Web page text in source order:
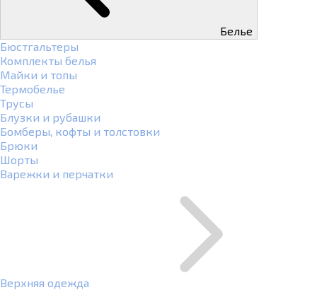
Белье
Бюстгальтеры
Комплекты белья
Майки и топы
Термобелье
Трусы
Блузки и рубашки
Бомберы, кофты и толстовки
Брюки
Шорты
Варежки и перчатки
Верхняя одежда